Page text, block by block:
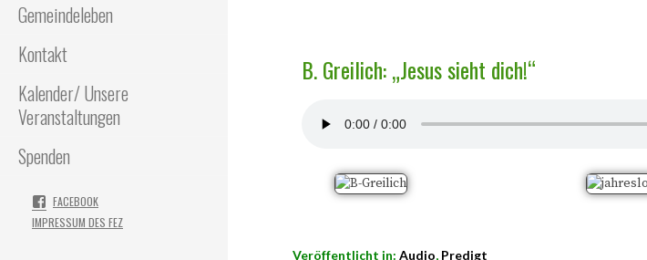
Gemeindeleben
Kontakt
Kalender/ Unsere
Veranstaltungen
Spenden
FACEBOOK
IMPRESSUM DES FEZ
B. Greilich: „Jesus sieht dich!“
Veröffentlicht in: Audio, Predigt